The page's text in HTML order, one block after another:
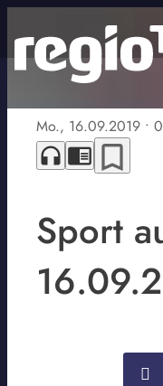
Mo., 16.09.2019 •
headphones chrome_reader_mode bookmark_border
Sport